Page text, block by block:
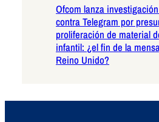
Ofcom lanza
contra Telegram por
proliferación de material
infantil: ¿el fin de la
Reino Unido?